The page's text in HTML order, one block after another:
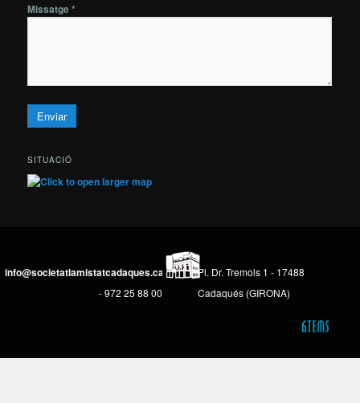
Missatge *
SITUACIÓ
info@societatlamistatcadaques.cat
- 972 25 88 00
Pl. Dr. Tremols 1 - 17488
Cadaqués (GIRONA)